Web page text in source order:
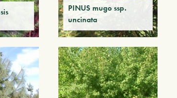
PINUS mugo ssp.
uncinata